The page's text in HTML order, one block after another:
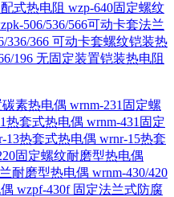
式热电阻 wzp-640固定螺纹
506/536/566可动卡套法兰
336/366 可动卡套螺纹铠装热
196 无固定装置铠装热电阻
素热电偶 wrnm-231固定螺
热套式热电偶 wrnm-431固定
13热套式热电偶 wrnr-15热套
固定螺纹耐磨型热电偶
耐磨型热电偶 wrnm-430/420
wzpf-430f 固定法兰式防腐